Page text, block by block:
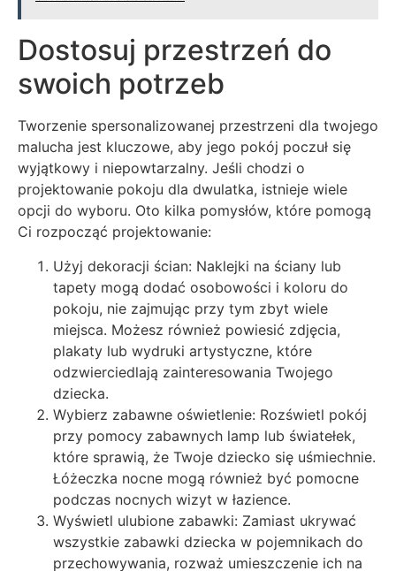
Dostosuj przestrzeń do
swoich potrzeb
Tworzenie spersonalizowanej przestrzeni dla twojego
malucha jest kluczowe, aby jego pokój poczuł się
wyjątkowy i niepowtarzalny. Jeśli chodzi o
projektowanie pokoju dla dwulatka, istnieje wiele
opcji do wyboru. Oto kilka pomysłów, które pomogą
Ci rozpocząć projektowanie:
Użyj dekoracji ścian: Naklejki na ściany lub
tapety mogą dodać osobowości i koloru do
pokoju, nie zajmując przy tym zbyt wiele
miejsca. Możesz również powiesić zdjęcia,
plakaty lub wydruki artystyczne, które
odzwierciedlają zainteresowania Twojego
dziecka.
Wybierz zabawne oświetlenie: Rozświetl pokój
przy pomocy zabawnych lamp lub światełek,
które sprawią, że Twoje dziecko się uśmiechnie.
Łóżeczka nocne mogą również być pomocne
podczas nocnych wizyt w łazience.
Wyświetl ulubione zabawki: Zamiast ukrywać
wszystkie zabawki dziecka w pojemnikach do
przechowywania, rozważ umieszczenie ich na